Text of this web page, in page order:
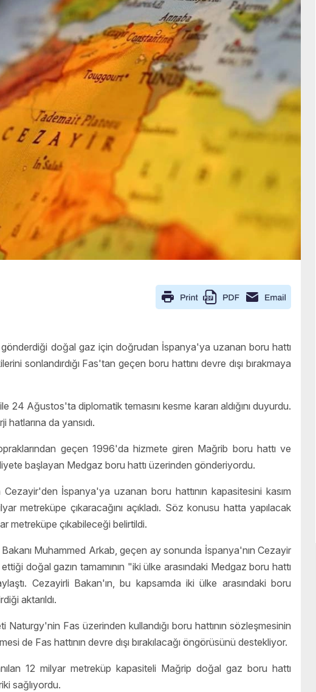
doğal gaz için doğrudan İspanya'ya uzanan boru hattı
sonlandırdığı Fas'tan geçen boru hattını devre dışı bırakmaya
24 Ağustos'ta diplomatik temasını kesme kararı aldığını duyurdu.
da yansıdı.
geçen 1996'da hizmete giren Mağrib boru hattı ve
başlayan Medgaz boru hattı üzerinden gönderiyordu.
Cezayir'den İspanya'ya uzanan boru hattının kapasitesini kasım
metreküpe çıkaracağını açıkladı. Söz konusu hatta yapılacak
metreküpe çıkabileceği belirtildi.
Muhammed Arkab, geçen ay sonunda İspanya'nın Cezayir
doğal gazın tamamının "iki ülke arasındaki Medgaz boru hattı
Cezayirli Bakan'ın, bu kapsamda iki ülke arasındaki boru
aktarıldı.
Fas üzerinden kullandığı boru hattının sözleşmesinin
de Fas hattının devre dışı bırakılacağı öngörüsünü destekliyor.
12 milyar metreküp kapasiteli Mağrip doğal gaz boru hattı
sağlıyordu.